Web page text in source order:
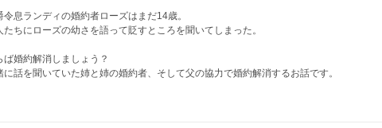
令息ランディの婚約者ローズはまだ14歳。
たちにローズの幼さを語って貶すところを聞いてしまった。
ば婚約解消しましょう？
に話を聞いていた姉と姉の婚約者、そして父の協力で婚約解消するお話です。